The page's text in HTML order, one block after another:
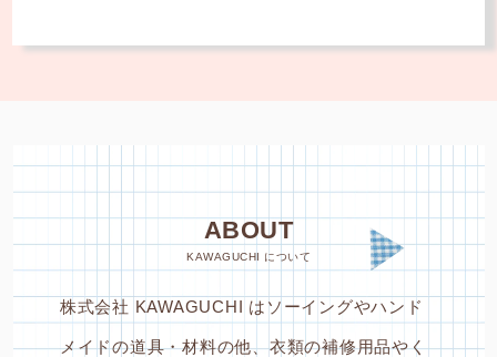
ABOUT
KAWAGUCHI について
株式会社 KAWAGUCHI はソーイングやハンド
メイドの道具・材料の他、衣類の補修用品やく